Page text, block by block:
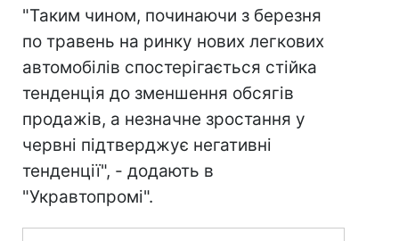
"Таким чином, починаючи з березня
по травень на ринку нових легкових
автомобілів спостерігається стійка
тенденція до зменшення обсягів
продажів, а незначне зростання у
червні підтверджує негативні
тенденції", - додають в
"Укравтопромі".